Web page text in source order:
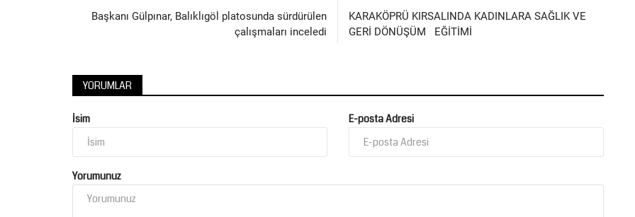
Başkanı Gülpınar, Balıklıgöl platosunda sürdürülen
çalışmaları inceledi
KARAKÖPRÜ KIRSALINDA KADINLARA SAĞLIK VE
GERİ DÖNÜŞÜM EĞİTİMİ
YORUMLAR
İsim E-posta Adresi
Yorumunuz